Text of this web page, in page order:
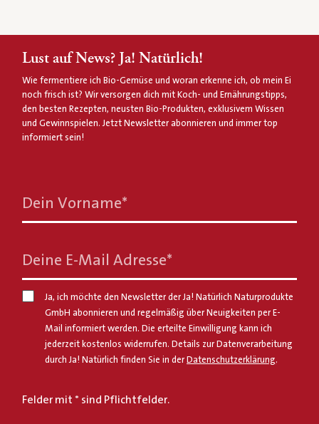
Lust auf News? Ja! Natürlich!
Wie fermentiere ich Bio-Gemüse und woran erkenne ich, ob mein Ei
noch frisch ist? Wir versorgen dich mit Koch- und Ernährungstipps,
den besten Rezepten, neusten Bio-Produkten, exklusivem Wissen
und Gewinnspielen. Jetzt Newsletter abonnieren und immer top
informiert sein!
Dein Vorname*
Deine E-Mail Adresse*
Ja, ich möchte den Newsletter der Ja! Natürlich Naturprodukte
GmbH abonnieren und regelmäßig über Neuigkeiten per E-
Mail informiert werden. Die erteilte Einwilligung kann ich
jederzeit kostenlos widerrufen. Details zur Datenverarbeitung
durch Ja! Natürlich finden Sie in derDatenschutzerklärung.
Felder mit * sind Pflichtfelder.